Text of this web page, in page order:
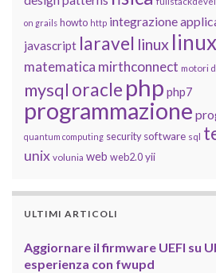
on grails howto http integrazione
javascript laravel linux
matematica mirthconnect motori
mysql oracle php php7
programmazione
quantum computing security software sql
unix volunia web web2.0 yii
ULTIMI ARTICOLI
Aggiornare il firmware UEFI su
esperienza con fwupd